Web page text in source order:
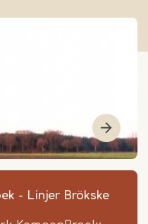
- Linjer Brökske